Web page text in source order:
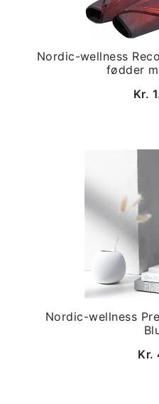
Nordic-wellness
fødder
Kr.
Nordic-wellness
Kr.